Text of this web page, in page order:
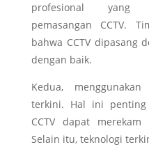
profesional yang
pemasangan CCTV.
bahwa CCTV dipasang
dengan baik.
Kedua,
terkini. Hal ini penting
CCTV dapat
Selain itu, teknologi